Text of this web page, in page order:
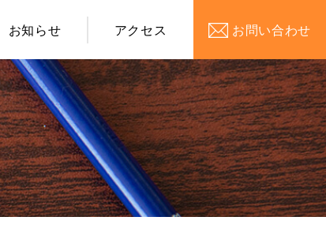
お知らせ アクセス お問い合わせ